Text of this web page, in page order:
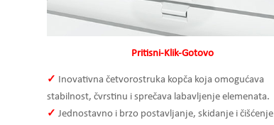
Pritisni-Klik-Gotovo
✓ Inovativna četvorostruka kopča koja omogućava
stabilnost, čvrstinu i sprečava labavljenje elemenata.
✓ Jednostavno i brzo postavljanje, skidanje i čišćenje